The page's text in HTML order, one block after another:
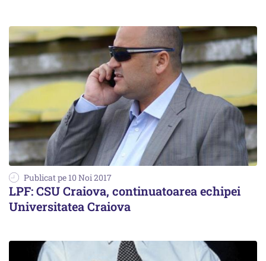
Publicat pe 10 Noi 2017
LPF: CSU Craiova, continuatoarea echipei
Universitatea Craiova